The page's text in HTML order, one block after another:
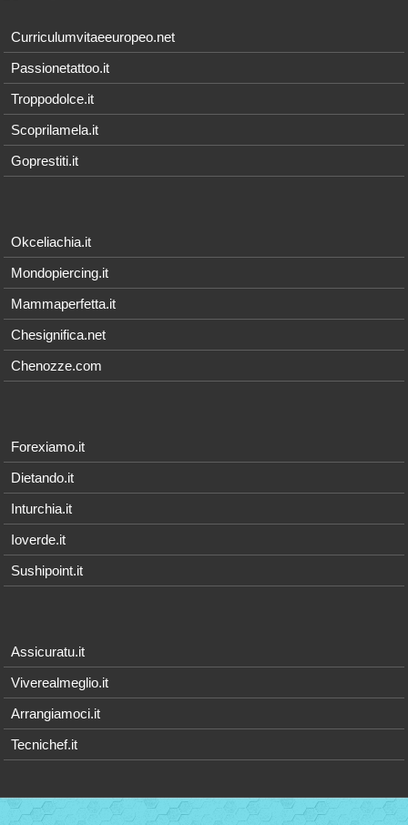
Curriculumvitaeeuropeo.net
Passionetattoo.it
Troppodolce.it
Scoprilamela.it
Goprestiti.it
Okceliachia.it
Mondopiercing.it
Mammaperfetta.it
Chesignifica.net
Chenozze.com
Forexiamo.it
Dietando.it
Inturchia.it
Ioverde.it
Sushipoint.it
Assicuratu.it
Viverealmeglio.it
Arrangiamoci.it
Tecnichef.it